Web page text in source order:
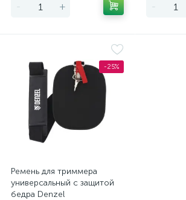
- + -
-25%
Ремень для триммера
универсальный с защитой
бедра Denzel